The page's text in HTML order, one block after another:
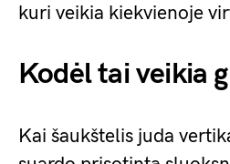
kuri veikia kiekvienoje
Kodėl tai veikia
Kai šaukštelis juda